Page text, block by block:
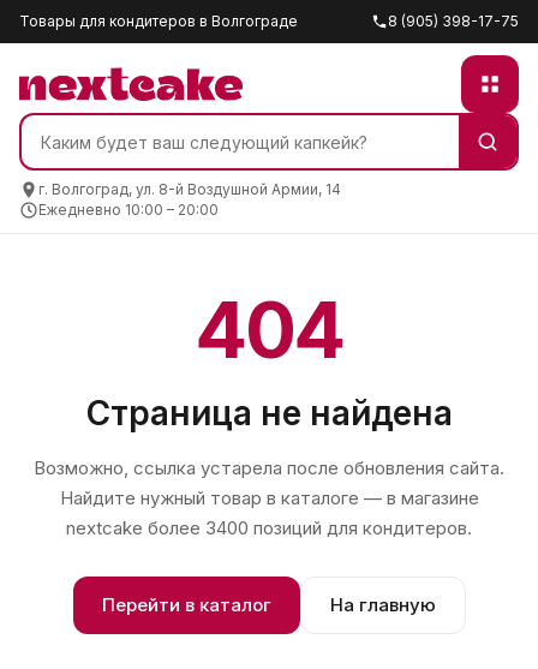
Товары для кондитеров в Волгограде 8 (905) 398-17-75
г. Волгоград, ул. 8-й Воздушной Армии, 14
Ежедневно 10:00 – 20:00
404
Страница не найдена
Возможно, ссылка устарела после обновления сайта.
Найдите нужный товар в каталоге — в магазине
nextcake более 3400 позиций для кондитеров.
Перейти в каталог На главную